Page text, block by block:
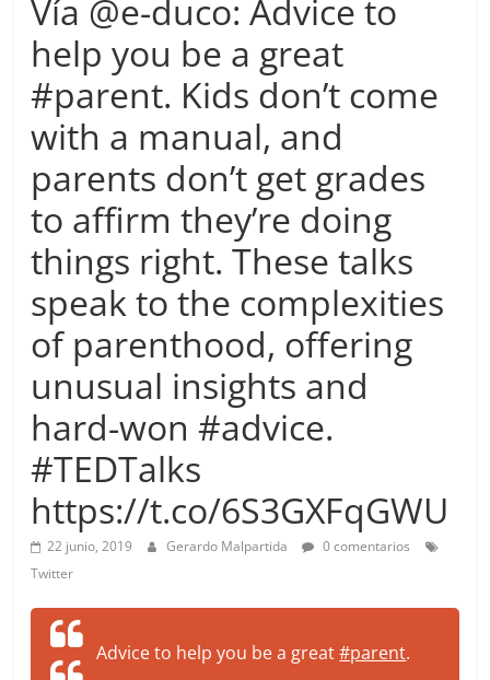
Conocimiento
Learn
more.
Do
more.
Be
more.
Vía @e-duco: Advice to
help you be a great
#parent. Kids don’t come
with a manual, and
parents don’t get grades
to affirm they’re doing
things right. These talks
speak to the complexities
of parenthood, offering
unusual insights and
hard-won #advice.
#TEDTalks
https://t.co/6S3GXFqGWU
22 junio, 2019 Gerardo Malpartida
0 comentarios
Twitter
Advice to help you be a great#parent.